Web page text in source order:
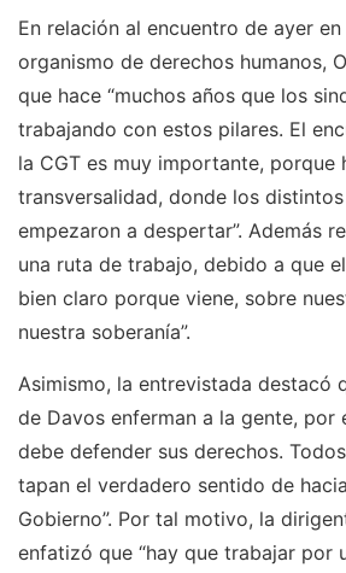
En relación al encuentro de ayer
organismo de derechos humanos,
que hace “muchos años que los
trabajando con estos pilares. El
la CGT es muy importante, porque
transversalidad, donde los
empezaron a despertar”. Además
una ruta de trabajo, debido a que
bien claro porque viene, sobre
nuestra soberanía”.
Asimismo, la entrevistada destacó
de Davos enferman a la gente, por
debe defender sus derechos.
tapan el verdadero sentido de
Gobierno”. Por tal motivo, la
enfatizó que “hay que trabajar por